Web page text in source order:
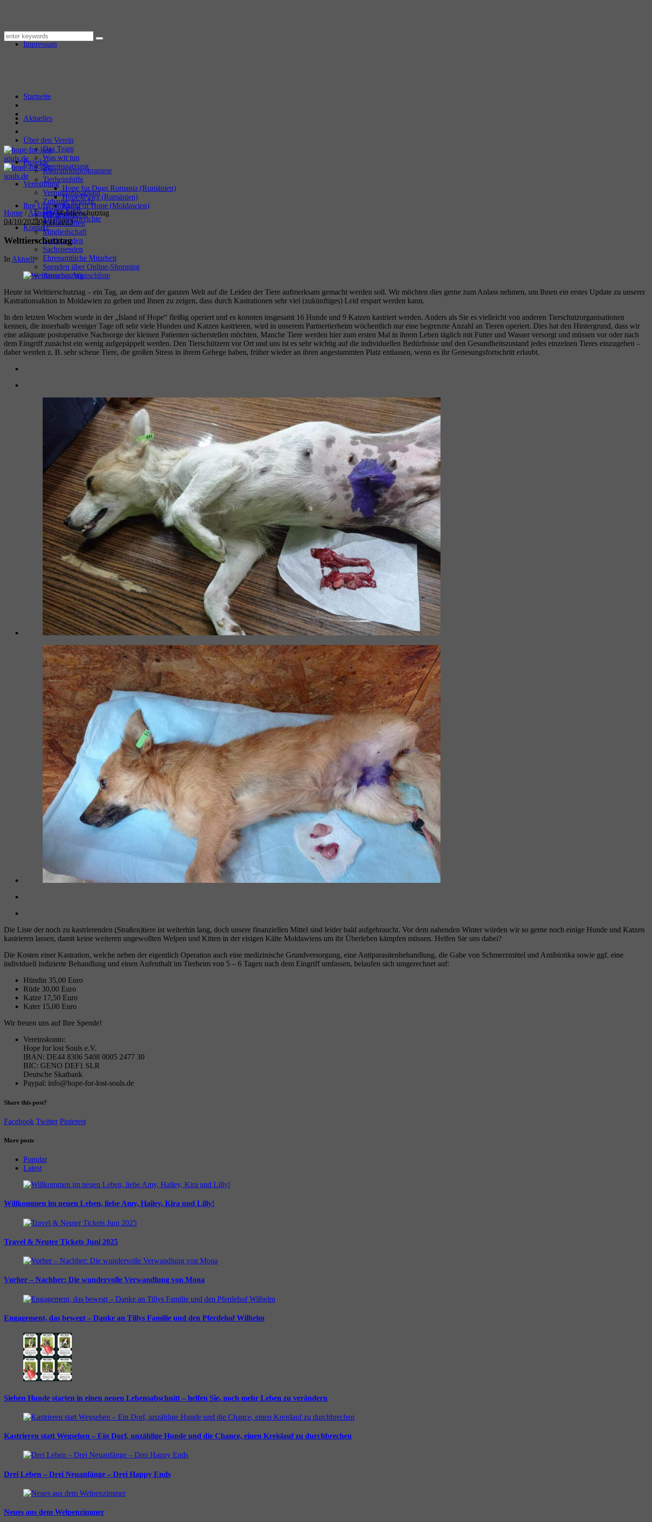
Datenschutzerklärung
Impressum
Startseite
Aktuelles
Über den Verein
Das Team
Was wir tun
Vereinssatzung
Projekte
Kastrationsprogramme
Tierheimhilfe
Hope for Dogs Romania (Rumänien)
Hope4Paws (Rumänien)
Island of Hope (Moldawien)
Hilfstransporte
Vermittlung
Vermittlungsablauf
Zuhause gesucht
Happy Ends
Erfahrungsberichte
Ihre Unterstützung
Pflegestelle
Patenschaften
Mitgliedschaft
Geldspenden
Sachspenden
Ehrenamtliche Mitarbeit
Spenden über Online-Shopping
Amazon- Wunschliste
Kontakt
Home /Aktuell /Welttierschutztag
04/10/202304/11/2023
Welttierschutztag
InAktuell
Heute ist Welttierschutztag – ein Tag, an dem auf der ganzen Welt auf die Leiden der Tiere aufmerksam gemacht werden soll. Wir möchten dies gerne zum Anlass nehmen, um Ihnen ein erstes Update zu unserer
Kastrationsaktion in Moldawien zu geben und Ihnen zu zeigen, dass durch Kastrationen sehr viel (zukünftiges) Leid erspart werden kann.
In den letzten Wochen wurde in der „Island of Hope“ fleißig operiert und es konnten insgesamt 16 Hunde und 9 Katzen kastriert werden. Anders als Sie es vielleicht von anderen Tierschutzorganisationen
kennen, die innerhalb weniger Tage oft sehr viele Hunden und Katzen kastrieren, wird in unserem Partnertierheim wöchentlich nur eine begrenzte Anzahl an Tieren operiert. Dies hat den Hintergrund, dass wir
eine adäquate postoperative Nachsorge der kleinen Patienten sicherstellen möchten. Manche Tiere werden hier zum ersten Mal in ihrem Leben täglich mit Futter und Wasser versorgt und müssen vor oder nach
dem Eingriff zunächst ein wenig aufgepäppelt werden. Den Tierschützern vor Ort und uns ist es sehr wichtig auf die individuellen Bedürfnisse und den Gesundheitszustand jedes einzelnen Tieres einzugehen –
daher werden z. B. sehr scheue Tiere, die großen Stress in ihrem Gehege haben, früher wieder an ihren angestammten Platz entlassen, wenn es ihr Genesungsfortschritt erlaubt.
Die Liste der noch zu kastrierenden (Straßen)tiere ist weiterhin lang, doch unsere finanziellen Mittel sind leider bald aufgebraucht. Vor dem nahenden Winter würden wir so gerne noch einige Hunde und Katzen
kastrieren lassen, damit keine weiteren ungewollten Welpen und Kitten in der eisigen Kälte Moldawiens um ihr Überleben kämpfen müssen. Helfen Sie uns dabei?
Die Kosten einer Kastration, welche neben der eigentlich Operation auch eine medizinische Grundversorgung, eine Antiparasitenbehandlung, die Gabe von Schmerzmittel und Antibiotika sowie ggf. eine
individuell indizierte Behandlung und einen Aufenthalt im Tierheim von 5 – 6 Tagen nach dem Eingriff umfassen, belaufen sich umgerechnet auf:
Hündin 35,00 Euro
Rüde 30,00 Euro
Katze 17,50 Euro
Kater 15,00 Euro
Wir freuen uns auf Ihre Spende!
Vereinskonto:
Hope for lost Souls e.V.
IBAN: DE44 8306 5408 0005 2477 30
BIC: GENO DEF1 SLR
Deutsche Skatbank
Paypal: info@hope-for-lost-souls.de
Share this post?
Facebook Twitter Pinterest
More posts
Popular
Latest
Willkommen im neuen Leben, liebe Amy, Hailey, Kira und Lilly!
Travel & Neuter Tickets Juni 2025
Vorher – Nachher: Die wundervolle Verwandlung von Mona
Engagement, das bewegt – Danke an Tillys Familie und den Pferdehof Wilhelm
Sieben Hunde starten in einen neuen Lebensabschnitt – helfen Sie, noch mehr Leben zu verändern
Kastrieren statt Wegsehen – Ein Dorf, unzählige Hunde und die Chance, einen Kreislauf zu durchbrechen
Drei Leben – Drei Neuanfänge – Drei Happy Ends
Neues aus dem Welpenzimmer